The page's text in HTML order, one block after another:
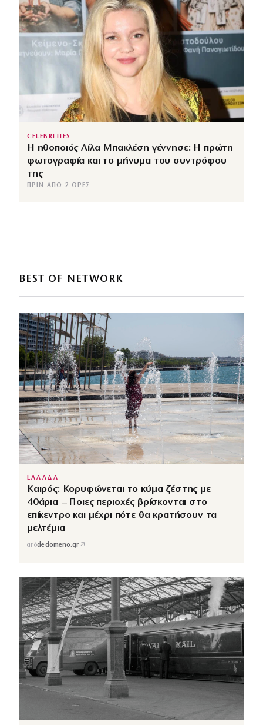
CELEBRITIES
Η ηθοποιός Λίλα Μπακλέση γέννησε: Η πρώτη
φωτογραφία και το μήνυμα του συντρόφου
της
ΠΡΙΝ ΑΠΌ 2 ΏΡΕΣ
BEST OF NETWORK
ΕΛΛΑΔΑ
Καιρός: Κορυφώνεται το κύμα ζέστης με
40άρια – Ποιες περιοχές βρίσκονται στο
επίκεντρο και μέχρι πότε θα κρατήσουν τα
μελτέμια
απόdedomeno.gr ↗